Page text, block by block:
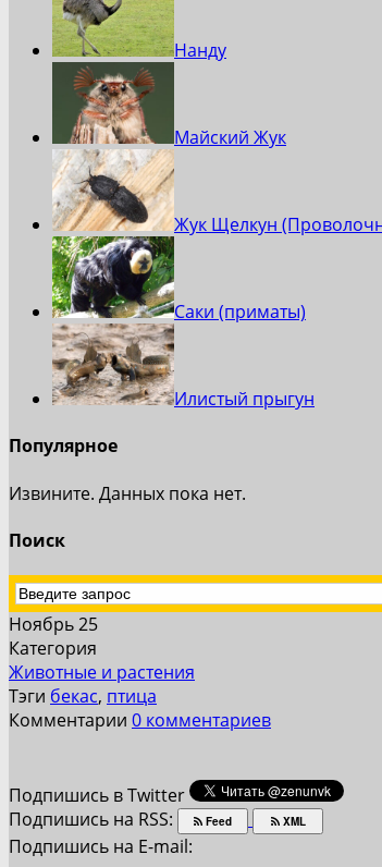
Нанду
Майский Жук
Жук Щелкун
Саки (приматы)
Илистый прыгун
Популярное
Извините. Данных пока нет.
Поиск
Ноябрь 25
Категория
Животные и растения
Тэги бекас, птица
Комментарии 0 комментариев
Подпишись в Twitter
Подпишись на RSS:
Feed XML
Подпишись на E-mail: